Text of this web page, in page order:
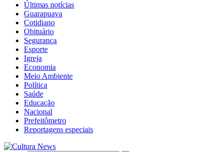
Últimas notícias
Guarapuava
Cotidiano
Obituário
Segurança
Esporte
Igreja
Economia
Meio Ambiente
Política
Saúde
Educação
Nacional
Prefeitômetro
Reportagens especiais